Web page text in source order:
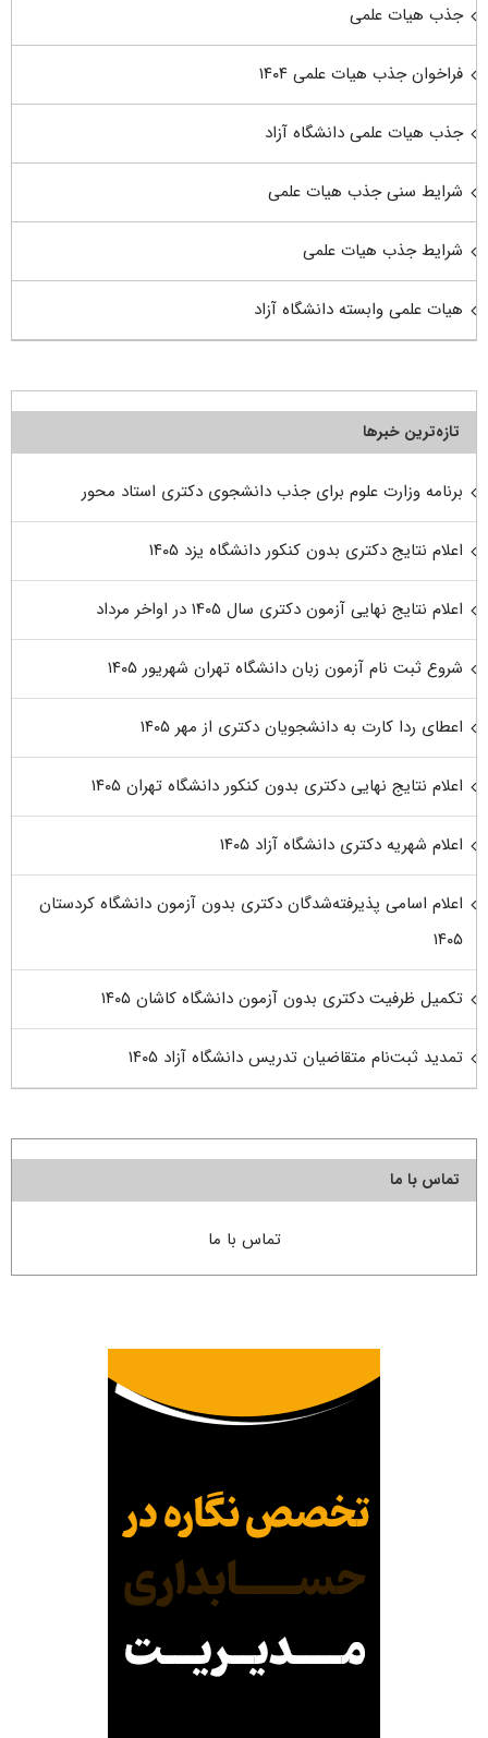
جذب هیات علمی
فراخوان جذب هیات علمی ۱۴۰۴
جذب هیات علمی دانشگاه آزاد
شرایط سنی جذب هیات علمی
شرایط جذب هیات علمی
هیات علمی وابسته دانشگاه آزاد
تازه‌ترین خبرها
برنامه وزارت علوم برای جذب دانشجوی دکتری استاد محور
اعلام نتایج دکتری بدون کنکور دانشگاه یزد ۱۴۰۵
اعلام نتایج نهایی آزمون دکتری سال ۱۴۰۵ در اواخر مرداد
شروع ثبت نام آزمون زبان دانشگاه تهران شهریور ۱۴۰۵
اعطای ردا کارت به دانشجویان دکتری از مهر ۱۴۰۵
اعلام نتایج نهایی دکتری بدون کنکور دانشگاه تهران ۱۴۰۵
اعلام شهریه دکتری دانشگاه آزاد ۱۴۰۵
اعلام اسامی پذیرفته‌شدگان دکتری بدون آزمون دانشگاه کردستان
۱۴۰۵
تکمیل ظرفیت دکتری بدون آزمون دانشگاه کاشان ۱۴۰۵
تمدید ثبت‌نام متقاضیان تدریس دانشگاه آزاد ۱۴۰۵
تماس با ما
تماس با ما